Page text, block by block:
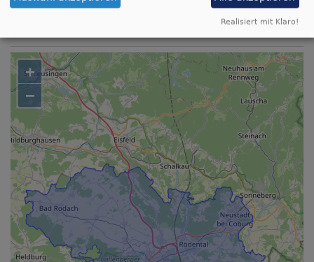
Zuständigkeitsbereich des Schulreferats im
+
−
Realisiert mit Klaro!